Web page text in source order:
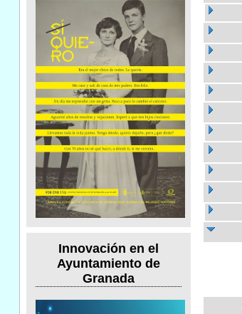
Innovación en el
Ayuntamiento de
Granada